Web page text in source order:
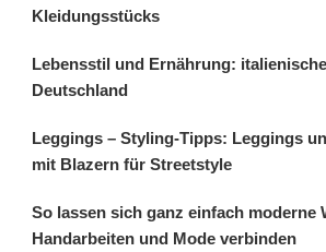
Kleidungsstücks
Lebensstil und Ernährung:
Deutschland
Leggings – Styling-Tipps: Leggings
mit Blazern für Streetstyle
So lassen sich ganz einfach moderne
Handarbeiten und Mode verbinden